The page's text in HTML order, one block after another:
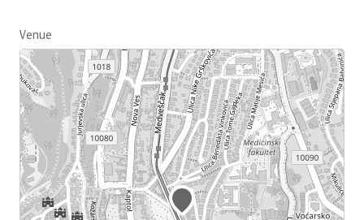
Venue